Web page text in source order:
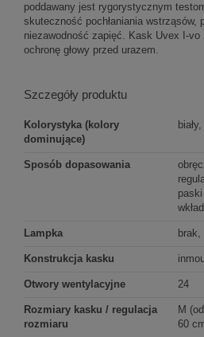
poddawany jest rygorystycznym
skuteczność pochłaniania wstrząsów,
niezawodność zapięć. Kask Uvex I-vo
ochronę głowy przed urazem.
Szczegóły produktu
Kolorystyka (kolory
dominujące)
Sposób dopasowania
Lampka
Konstrukcja kasku
Otwory wentylacyjne 24
Rozmiary kasku / regulacja
rozmiaru
M
60